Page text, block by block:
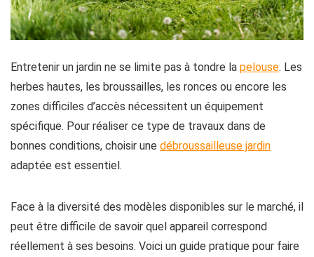
Entretenir un jardin ne se limite pas à tondre la pelouse. Les
herbes hautes, les broussailles, les ronces ou encore les
zones difficiles d’accès nécessitent un équipement
spécifique. Pour réaliser ce type de travaux dans de
bonnes conditions, choisir une débroussailleuse jardin
adaptée est essentiel.
Face à la diversité des modèles disponibles sur le marché, il
peut être difficile de savoir quel appareil correspond
réellement à ses besoins. Voici un guide pratique pour faire